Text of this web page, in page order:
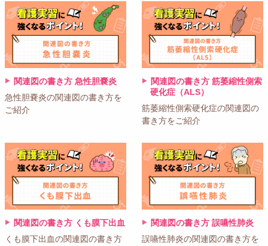
関連図の書き方 急性胆嚢炎
急性胆嚢炎の関連図の書き方を
ご紹介
関連図の書き方 筋萎縮性側索
硬化症（ALS）
筋萎縮性側索硬化症の関連図の
書き方をご紹介
関連図の書き方 くも膜下出血
くも膜下出血の関連図の書き方
関連図の書き方 誤嚥性肺炎
誤嚥性肺炎の関連図の書き方を